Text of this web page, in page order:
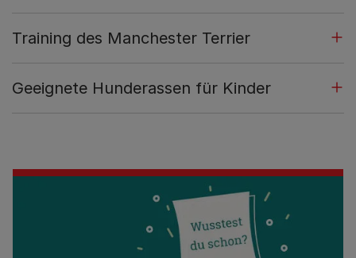
Training des Manchester Terrier
Geeignete Hunderassen für Kinder